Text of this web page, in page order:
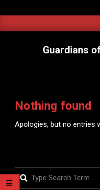
DO
INFERNO
Navigation
Guardians
Nothing found
Apologies, but no entries
Search